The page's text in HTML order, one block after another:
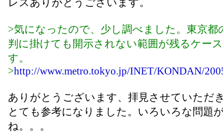
レスありがとうございます。
>気になったので、少し調べました。東京都
判に掛けても開示されない範囲が残るケー
す。
>http://www.metro.tokyo.jp/INET/KONDAN/
ありがとうございます、拝見させていただ
とても参考になりました。いろいろな問題
ね。。。